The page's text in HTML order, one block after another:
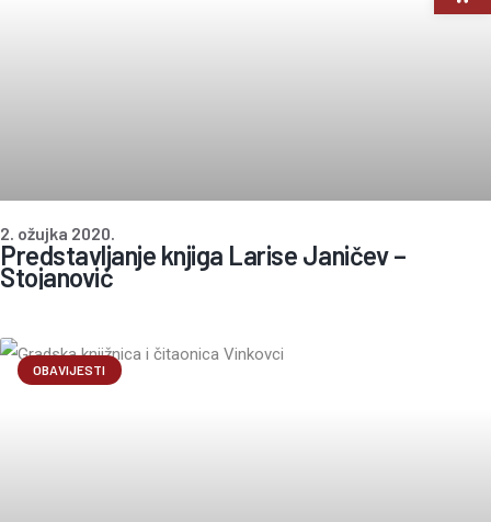
Predstavljanje knjiga Larise Janičev –
Stojanović
2. ožujka 2020.
OBAVIJESTI